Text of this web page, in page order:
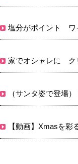
塩分がポイント ワ
家でオシャレに ク
（サンタ姿で登場
【動画】Xmasを